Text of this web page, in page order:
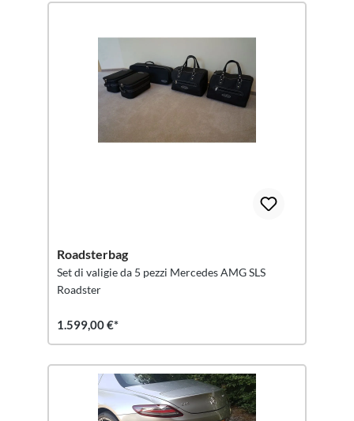
Roadsterbag
Set di valigie da 5 pezzi Mercedes AMG SLS
Roadster
1.599,00 €*